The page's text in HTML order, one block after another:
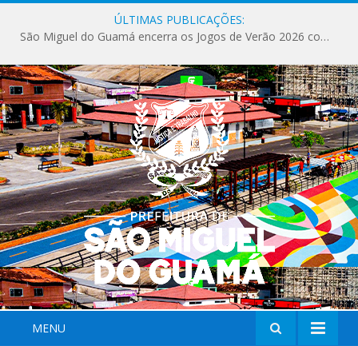
ÚLTIMAS PUBLICAÇÕES:
São Miguel do Guamá encerra os Jogos de Verão 2026 com sucesso de público e competições.
MENU